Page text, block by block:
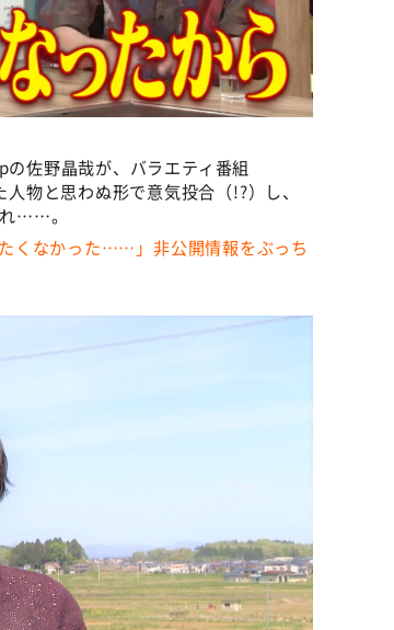
佐野晶哉が、バラエティ番組
物と思わぬ形で意気投合（!?）し、
……。
くなかった……」非公開情報をぶっち